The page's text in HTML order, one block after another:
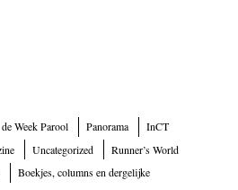
Week Parool Panorama
InCT
Uncategorized
Runner’s World
Boekjes, columns en dergelijke